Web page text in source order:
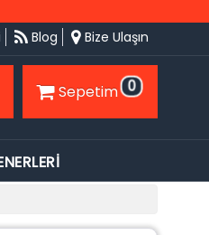
Blog Bize Ulaşın
Sepetim 0